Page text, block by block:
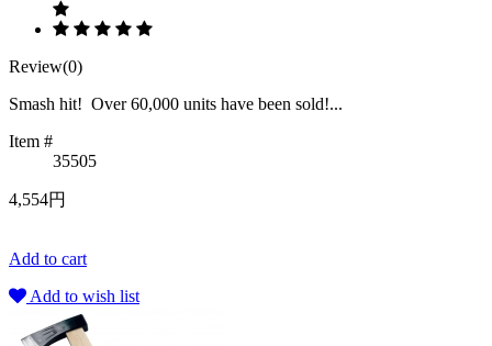
Review(0)
Smash hit! Over 60,000 units have been sold!...
Item #
35505
4,554円
Add to cart
Add to wish list